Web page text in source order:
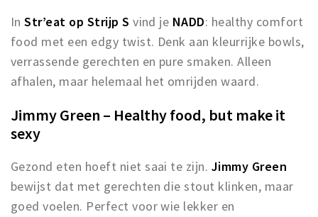
InStr’eat op Strijp S vind je NADD: healthy comfort
food met een edgy twist. Denk aan kleurrijke bowls,
verrassende gerechten en pure smaken. Alleen
afhalen, maar helemaal het omrijden waard.
Jimmy Green – Healthy food, but make it
sexy
Gezond eten hoeft niet saai te zijn. Jimmy Green
bewijst dat met gerechten die stout klinken, maar
goed voelen. Perfect voor wie lekker en